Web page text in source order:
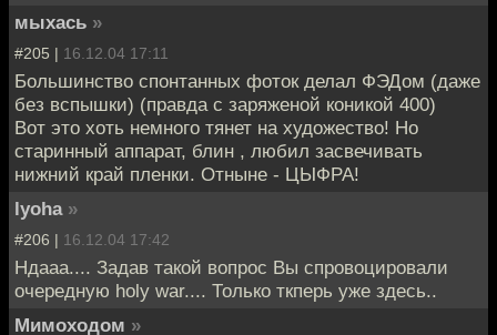
мыхась »
#205 | 16.12.04 17:11
Большинство спонтанных фоток делал ФЭДом (даже
без вспышки) (правда с заряженой коникой 400)
Вот это хоть немного тянет на художество! Но
старинный аппарат, блин , любил засвечивать
нижний край пленки. Отныне - ЦЫФРА!
lyoha »
#206 | 16.12.04 17:42
Ндааа.... Задав такой вопрос Вы спровоцировали
очередную holy war.... Только ткперь уже здесь..
Мимоходом »